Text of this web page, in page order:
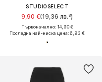
STUDIOSELECT
9,90 €(19,36 лв.³)
Първоначално: 14,90 €
Последна най-ниска цена:6,93 €